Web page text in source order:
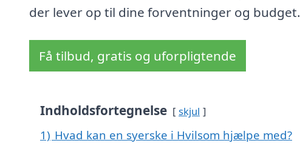
der lever op til dine forventninger og budget.
Få tilbud, gratis og uforpligtende
Indholdsfortegnelse skjul
1) Hvad kan en syerske i Hvilsom hjælpe med?